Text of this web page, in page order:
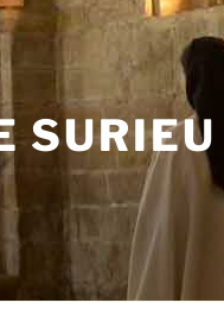
SURIEU